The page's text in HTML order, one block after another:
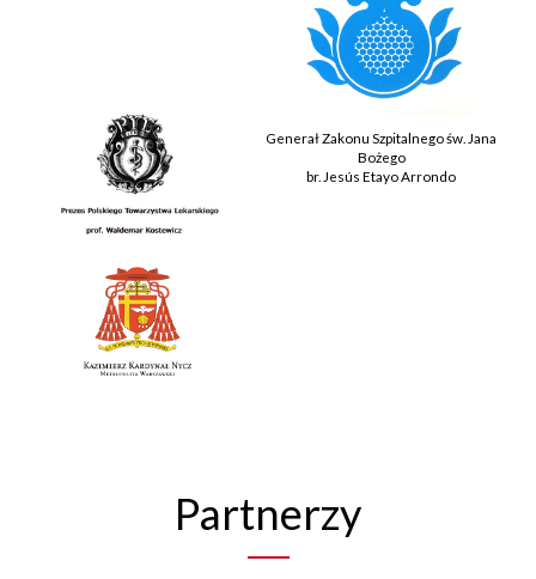
Generał Zakonu Szpitalnego św. Jana
Bożego
br. Jesús Etayo Arrondo
Partnerzy